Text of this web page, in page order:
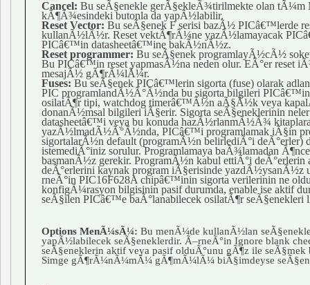
Cancel: Bu seÃ§enekle gerÃ§ekleÃ¾tirilmekte olan
kÃ¶Ã¾esindeki butonla da yapÃ½labilir.
Reset Vector: Bu seÃ§enek F serisi bazÃ½ PICâ€™lerde
kullanÃ½lÃ½r. Reset vektÃ¶rÃ¼ne yazÃ½lamayacak
PICâ€™in datasheetâ€™ine bakÃ½nÃ½z.
Reset programmer: Bu seÃ§enek programlayÃ½cÃ½
Bu PICâ€™in reset yapmasÃ½na neden olur. EÃ°er reset
mesajÃ½ gÃ¶rÃ¼lÃ¼r.
Fuses: Bu seÃ§enek PICâ€™lerin sigorta (fuse) olarak
PIC programlandÃ½Ã°Ã½nda bu sigorta bilgileri
osilatÃ¶r tipi, watchdog timerâ€™Ã½n aÃ§Ã½k veya
donanÃ½msal bilgileri iÃ§erir. Sigorta seÃ§eneklerinin
datasheetâ€™i veya bu konuda hazÃ½rlanmÃ½Ã¾
yazÃ½lmadÃ½Ã°Ã½nda, PICâ€™i programlamak iÃ§in
sigortalarÃ½n default (programÃ½n belirlediÃ°i
istemediÃ°iniz sorulur. Programlamaya baÃ¾lamadan
basmanÃ½z gerekir. ProgramÃ½n kabul ettiÃ°i
deÃ°erlerini kaynak program iÃ§erisinde yazdÃ½ysanÃ½z
rneÃ°in PIC16F628A chipâ€™inin sigorta verilerinin ne
konfigÃ¼rasyon bilgisinin pasif durumda, enable ise aktif
seÃ§ilen PICâ€™e baÃ°lanabilecek osilatÃ¶r
Options MenÃ¼sÃ¼: Bu menÃ¼de kullanÃ½lan
yapÃ½labilecek seÃ§eneklerdir. Ã–rneÃ°in Ignore blank
seÃ§eneklerin aktif veya pasif olduÃ°unu gÃ¶z ile
Simge gÃ¶rÃ¼nÃ¼mÃ¼ gÃ¶mÃ¼lÃ¼ biÃ§imdeyse